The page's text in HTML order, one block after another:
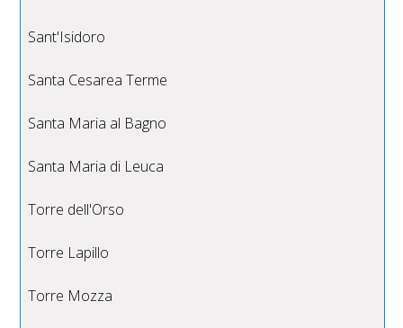
Sant'Isidoro
Santa Cesarea Terme
Santa Maria al Bagno
Santa Maria di Leuca
Torre dell'Orso
Torre Lapillo
Torre Mozza